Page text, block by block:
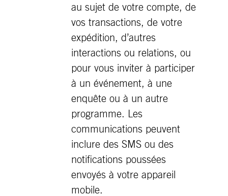
au sujet de votre compte, de
vos transactions, de votre
expédition, d’autres
interactions ou relations, ou
pour vous inviter à participer
à un événement, à une
enquête ou à un autre
programme. Les
communications peuvent
inclure des SMS ou des
notifications poussées
envoyés à votre appareil
mobile.